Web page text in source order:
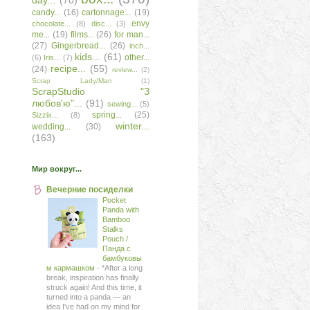
candy... (16) cartonnage... (19)
chocolate... (8) disc... (3)
envy
me... (19) films... (26) for man...
(27) Gingerbread... (26) inch...
(6) Iris... (7) kids... (61) other...
(24) recipe... (55) review...
(2)
Scrap Lady/Man
(1)
ScrapStudio "З
любов'ю"...
(91) sewing...
(5)
Sizzix...
(8) spring...
(25)
wedding...
(30)
winter...
(163)
Мир вокруг...
Вечерние посиделки
Pocket
Panda with
Bamboo
Stalks
Pouch /
Панда с
бамбуковы
м кармашком - *After a long
break, inspiration has finally
struck again! And this time, it
turned into a panda — an
idea I've had on my mind for